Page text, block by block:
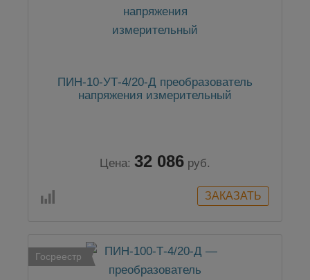
ПИН-10-УТ-4/20-Д преобразователь
напряжения измерительный
Цена: 32 086 руб.
Госреестр